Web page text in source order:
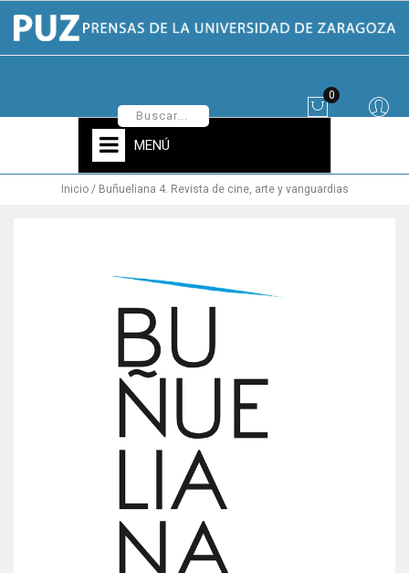
0
MENÚ
Inicio Buñueliana 4. Revista de cine, arte y vanguardias